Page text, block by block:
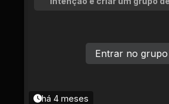
há 4 meses
Entrar no grupo